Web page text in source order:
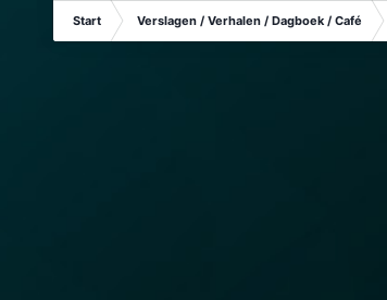
Start Verslagen / Verhalen / Dagboek / Café